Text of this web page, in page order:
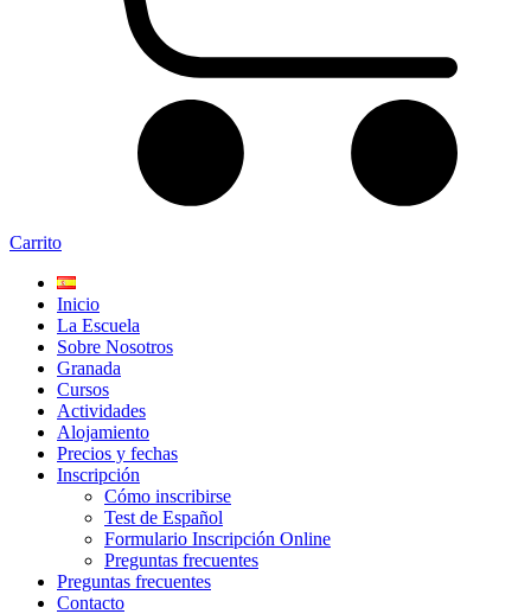
Carrito
Inicio
La Escuela
Sobre Nosotros
Granada
Cursos
Actividades
Alojamiento
Precios y fechas
Inscripción
Cómo inscribirse
Test de Español
Formulario Inscripción Online
Preguntas frecuentes
Preguntas frecuentes
Contacto